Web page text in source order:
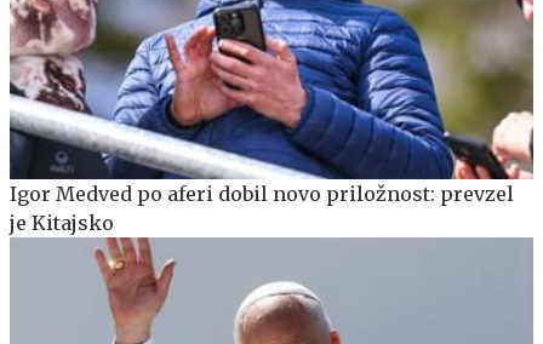
Igor Medved po aferi dobil novo priložnost: prevzel
je Kitajsko